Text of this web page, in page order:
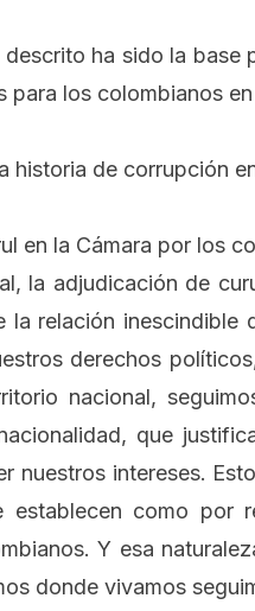
ha sido la
para los colombianos
historia de corrupción
en la Cámara por los
la adjudicación de
la relación
derechos
nacional,
que
nuestros intereses.
establecen como por
Y esa
donde vivamos